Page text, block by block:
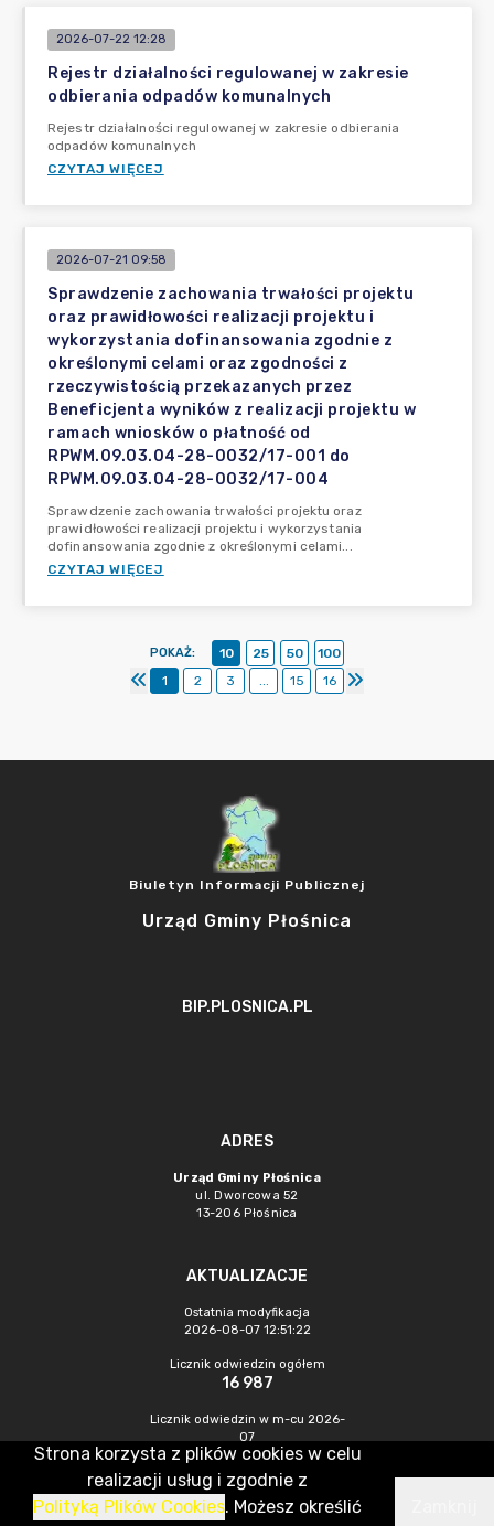
2026-07-22 12:28
Rejestr działalności regulowanej w zakresie
odbierania odpadów komunalnych
Rejestr działalności regulowanej w zakresie odbierania
odpadów komunalnych
CZYTAJ WIĘCEJ
2026-07-21 09:58
Sprawdzenie zachowania trwałości projektu
oraz prawidłowości realizacji projektu i
wykorzystania dofinansowania zgodnie z
określonymi celami oraz zgodności z
rzeczywistością przekazanych przez
Beneficjenta wyników z realizacji projektu w
ramach wniosków o płatność od
RPWM.09.03.04-28-0032/17-001 do
RPWM.09.03.04-28-0032/17-004
Sprawdzenie zachowania trwałości projektu oraz
prawidłowości realizacji projektu i wykorzystania
dofinansowania zgodnie z określonymi celami...
CZYTAJ WIĘCEJ
POKAŻ: 10 25 50
100
1
2 3 ... 15 16
Biuletyn Informacji Publicznej
Urząd Gminy Płośnica
BIP.PLOSNICA.PL
ADRES
Urząd Gminy Płośnica
ul. Dworcowa 52
13-206 Płośnica
AKTUALIZACJE
Ostatnia modyfikacja
2026-08-07 12:51:22
Licznik odwiedzin ogółem
16 987
Licznik odwiedzin w m-cu 2026-
07
360
CMS & Hosting: Nefeni Sp. z o.o.
Strona korzysta z plików cookies w celu
realizacji usług i zgodnie z
Polityką Plików Cookies. Możesz określić